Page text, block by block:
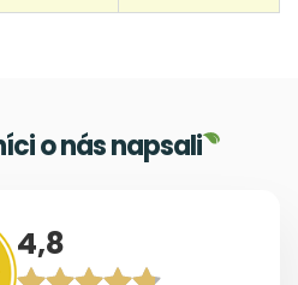
o nás napsali
4,8